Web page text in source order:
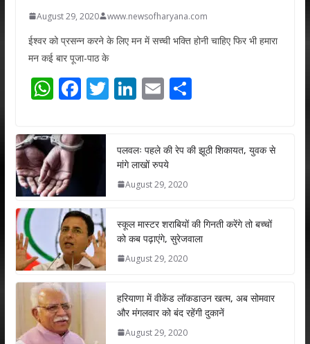
August 29, 2020 www.newsofharyana.com
ईश्वर को प्रसन्न करने के लिए मन में सच्ची भक्ति होनी चाहिए फिर भी हमारा
मन कई बार पूजा-पाठ के
W
at
s
A
p
p
F
e
b
o
k
T
er
Li
e
dI
n
E
l
S
e
पलवलः पहले की रेप की झूठी शिकायत, युवक से
मांगे लाखों रुपये
August 29, 2020
स्कूल मास्टर शराबियों की गिनती करेंगे तो बच्चों
को कब पढ़ाएंगे, सुरेजवाला
August 29, 2020
हरियाणा में वीकेंड लॉकडाउन खत्म, अब सोमवार
और मंगलवार को बंद रहेंगी दुकानें
August 29, 2020